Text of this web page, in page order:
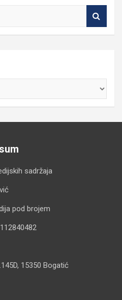
sadržaja
pod brojem
112840482
15350 Bogatić